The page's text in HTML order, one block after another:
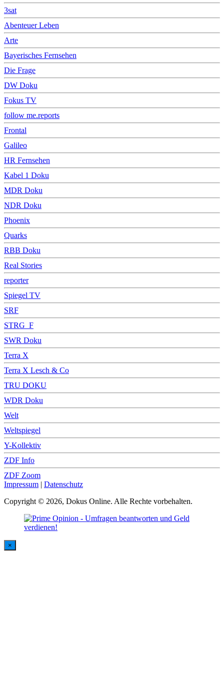
3sat
Abenteuer Leben
Arte
Bayerisches Fernsehen
Die Frage
DW Doku
Fokus TV
follow me.reports
Frontal
Galileo
HR Fernsehen
Kabel 1 Doku
MDR Doku
NDR Doku
Phoenix
Quarks
RBB Doku
Real Stories
reporter
Spiegel TV
SRF
STRG_F
SWR Doku
Terra X
Terra X Lesch & Co
TRU DOKU
WDR Doku
Welt
Weltspiegel
Y-Kollektiv
ZDF Info
ZDF Zoom
Impressum | Datenschutz
Copyright © 2026, Dokus Online. Alle Rechte vorbehalten.
×